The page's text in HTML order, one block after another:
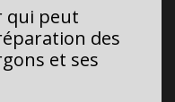
qui peut
des
et ses